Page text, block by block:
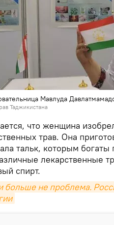
Мавлуда
Таджикистана
что женщина
трав. Она
тальк, которым
лекарственные
спирт.
больше не проблема.